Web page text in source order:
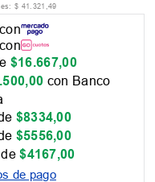
$ 41.321,49
con
con
$16.667,00
.500,00 con Banco
$8334,00
$5556,00
de$4167,00
de pago